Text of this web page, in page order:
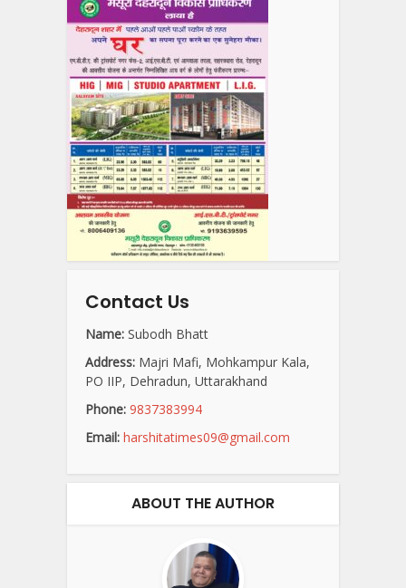
Contact Us
Name: Subodh Bhatt
Address: Majri Mafi, Mohkampur Kala,
PO IIP, Dehradun, Uttarakhand
Phone: 9837383994
Email: harshitatimes09@gmail.com
ABOUT THE AUTHOR